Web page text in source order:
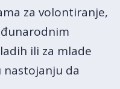
za volontiranje,
ili za mlade
da